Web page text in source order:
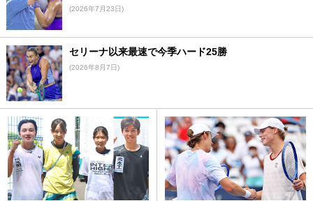
(2026年7月23日)
セリーナ以来最速で今季ハード25勝
(2026年8月7日)